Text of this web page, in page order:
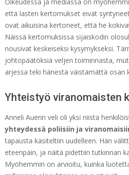
että lasten kertomukset eivät
ovat aikuisina kertoneet, että he
Näissä kertomuksissa sijaiskodin
nousivat keskeiseksi kysymykseksi.
johtopäätöksiä veljen toiminnasta,
arjessa teki hänestä väistämättä osan
Yhteistyö viranomaisten
Anneli Auerin veli oli yksi niistä
yhteydessä poliisiin ja
tapausta käsiteltiin uudelleen. Hän
eteenpäin, ja näitä pidettiin tutkinnan
Myöhemmin on arvioitu, kuinka